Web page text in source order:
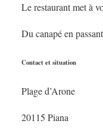
Le restaurant met à
Du canapé en
Contact et situation
Plage d’Arone
20115 Piana